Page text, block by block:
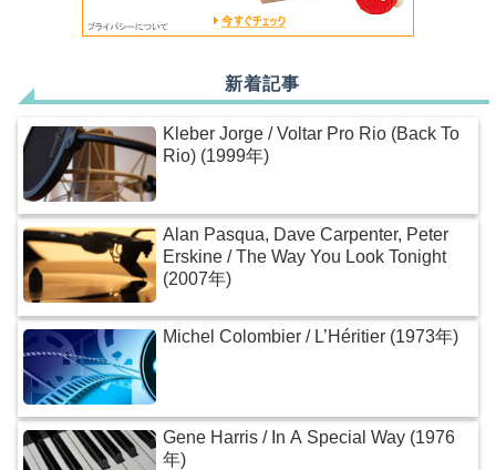
新着記事
Kleber Jorge / Voltar Pro Rio (Back To
Rio) (1999年)
Alan Pasqua, Dave Carpenter, Peter
Erskine / The Way You Look Tonight
(2007年)
Michel Colombier / L’Héritier (1973年)
Gene Harris / In A Special Way (1976
年)